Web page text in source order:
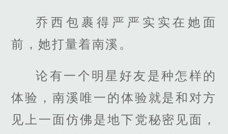
乔西包裹得严严实实在她面
前，她打量着南溪。
论有一个明星好友是种怎样的
体验，南溪唯一的体验就是和对方
见上一面仿佛是地下党秘密见面，